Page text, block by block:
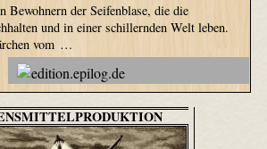
Bewohnern der Seifenblase, die die
und in einer schillernden Welt leben.
vom …